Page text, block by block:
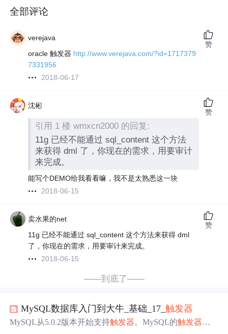
全部评论
verejava
oracle 触发器 http://www.verejava.com/?id=1717379
7331956
2018-06-17
赞
沈彬
引用 1 楼 wmxcn2000 的回复:
11g 已经不能通过 sql_content 这个方法
来获得 dml 了，你现在的需求，用要审计
来完成。
能写个DEMO给我看看嘛，我不是太熟悉这一块
2018-06-15
赞
卖水果的net
11g 已经不能通过 sql_content 这个方法来获得 dml
了，你现在的需求，用要审计来完成。
2018-06-15
赞
——到底了——
MySQL数据库入门到大牛_基础_17_触发器
MySQL从5.0.2版本开始支持触发器。MySQL的触发器和